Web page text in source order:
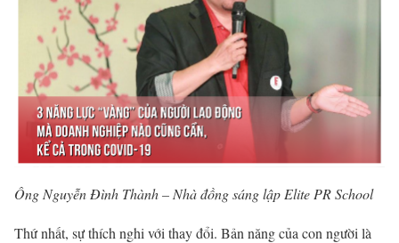
Ông Nguyễn Đình Thành – Nhà đồng sáng lập Elite PR School
Thứ nhất, sự thích nghi với thay đổi. Bản năng của con người là